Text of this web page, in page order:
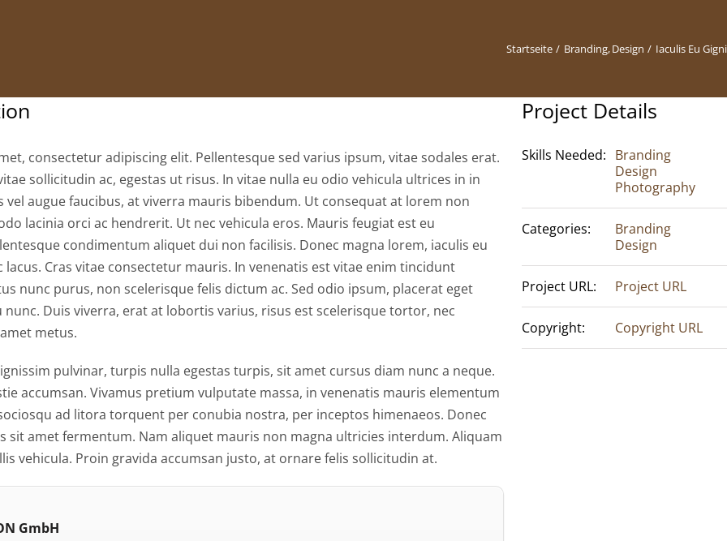
Startseite Branding Design Iaculis Eu Gigni
consectetur adipiscing elit. Pellentesque sed varius ipsum, vitae sodales erat.
sollicitudin ac, egestas ut risus. In vitae nulla eu odio vehicula ultrices in in
augue faucibus, at viverra mauris bibendum. Ut consequat at lorem non
lacinia orci ac hendrerit. Ut nec vehicula eros. Mauris feugiat est eu
condimentum aliquet dui non facilisis. Donec magna lorem, iaculis eu
Cras vitae consectetur mauris. In venenatis est vitae enim tincidunt
nunc purus, non scelerisque felis dictum ac. Sed odio ipsum, placerat eget
nunc. Duis viverra, erat at lobortis varius, risus est scelerisque tortor, nec
metus.
pulvinar, turpis nulla egestas turpis, sit amet cursus diam nunc a neque.
accumsan. Vivamus pretium vulputate massa, in venenatis mauris elementum
ad litora torquent per conubia nostra, per inceptos himenaeos. Donec
sit amet fermentum. Nam aliquet mauris non magna ultricies interdum. Aliquam
vehicula. Proin gravida accumsan justo, at ornare felis sollicitudin at.
GmbH
Project Details
Skills Needed: Branding
Design
Photography
Categories:
Branding
Design
Project URL: Project URL
Copyright: Copyright URL